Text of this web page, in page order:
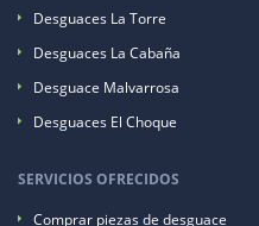
Desguaces La Torre
Desguaces La Cabaña
Desguace Malvarrosa
Desguaces El Choque
SERVICIOS OFRECIDOS
Comprar piezas de desguace